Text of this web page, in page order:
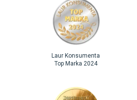
Laur Konsumenta
Top Marka 2024